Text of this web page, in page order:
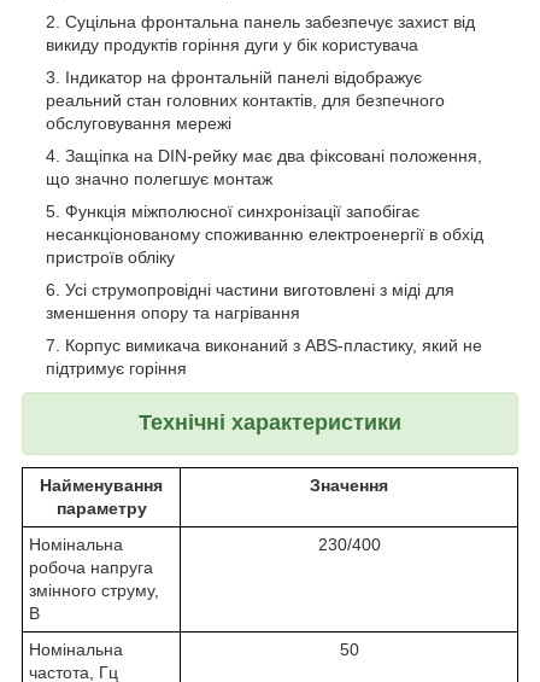
Суцільна фронтальна панель забезпечує захист від
викиду продуктів горіння дуги у бік користувача
Індикатор на фронтальній панелі відображує
реальний стан головних контактів, для безпечного
обслуговування мережі
Защіпка на DIN-рейку має два фіксовані положення,
що значно полегшує монтаж
Функція міжполюсної синхронізації запобігає
несанкціонованому споживанню електроенергії в обхід
пристроїв обліку
Усі струмопровідні частини виготовлені з міді для
зменшення опору та нагрівання
Корпус вимикача виконаний з ABS-пластику, який не
підтримує горіння
Технічні характеристики
Найменування
параметру
Значення
Номінальна
робоча напруга
змінного струму,
В
230/400
Номінальна
частота, Гц
50